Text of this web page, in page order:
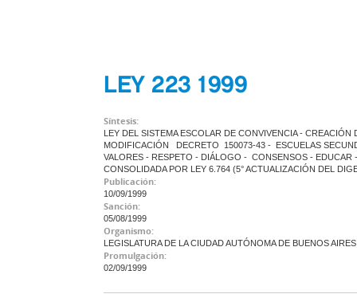
LEY 223 1999
Síntesis:
LEY DEL SISTEMA ESCOLAR DE CONVIVENCIA -
MODIFICACIÓN DECRETO 150073-43 - ESCUELAS
VALORES - RESPETO - DIÁLOGO - CONSENSOS -
CONSOLIDADA POR LEY 6.764 (5° ACTUALIZACIÓN DEL
Publicación:
10/09/1999
Sanción:
05/08/1999
Organismo:
LEGISLATURA DE LA CIUDAD AUTÓNOMA DE BUENOS AIRES
Promulgación:
02/09/1999